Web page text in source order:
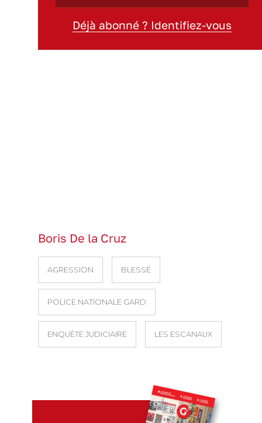
Déjà abonné ? Identifiez-vous
Boris De la Cruz
AGRESSION BLESSÉ
POLICE NATIONALE GARD
ENQUÊTE JUDICIAIRE LES ESCANAUX